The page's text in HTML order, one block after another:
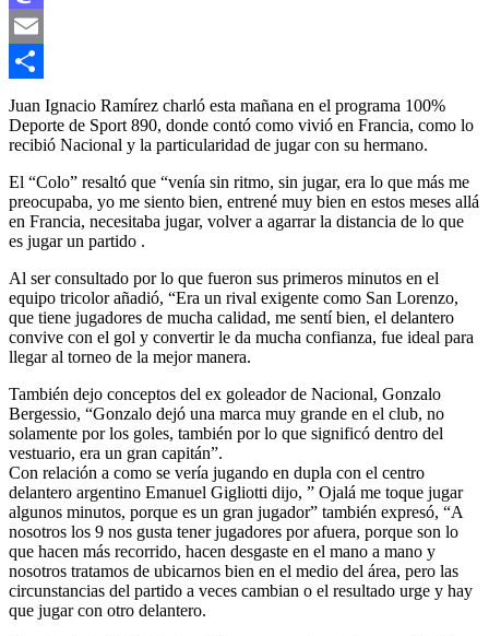
Mastodon
Email
Compartir
Juan Ignacio Ramírez charló esta mañana en el programa 100%
Deporte de Sport 890, donde contó como vivió en Francia, como lo
recibió Nacional y la particularidad de jugar con su hermano.
El “Colo” resaltó que “venía sin ritmo, sin jugar, era lo que más me
preocupaba, yo me siento bien, entrené muy bien en estos meses allá
en Francia, necesitaba jugar, volver a agarrar la distancia de lo que
es jugar un partido .
Al ser consultado por lo que fueron sus primeros minutos en el
equipo tricolor añadió, “Era un rival exigente como San Lorenzo,
que tiene jugadores de mucha calidad, me sentí bien, el delantero
convive con el gol y convertir le da mucha confianza, fue ideal para
llegar al torneo de la mejor manera.
También dejo conceptos del ex goleador de Nacional, Gonzalo
Bergessio, “Gonzalo dejó una marca muy grande en el club, no
solamente por los goles, también por lo que significó dentro del
vestuario, era un gran capitán”.
Con relación a como se vería jugando en dupla con el centro
delantero argentino Emanuel Gigliotti dijo, ” Ojalá me toque jugar
algunos minutos, porque es un gran jugador” también expresó, “A
nosotros los 9 nos gusta tener jugadores por afuera, porque son lo
que hacen más recorrido, hacen desgaste en el mano a mano y
nosotros tratamos de ubicarnos bien en el medio del área, pero las
circunstancias del partido a veces cambian o el resultado urge y hay
que jugar con otro delantero.